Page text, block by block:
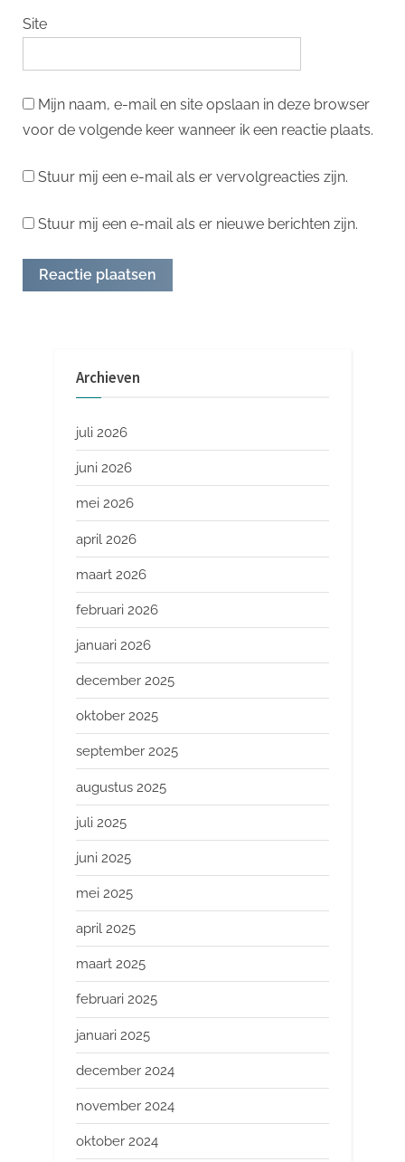
Site
Mijn naam, e-mail en site opslaan in deze browser
voor de volgende keer wanneer ik een reactie plaats.
Stuur mij een e-mail als er vervolgreacties zijn.
Stuur mij een e-mail als er nieuwe berichten zijn.
Archieven
juli 2026
juni 2026
mei 2026
april 2026
maart 2026
februari 2026
januari 2026
december 2025
oktober 2025
september 2025
augustus 2025
juli 2025
juni 2025
mei 2025
april 2025
maart 2025
februari 2025
januari 2025
december 2024
november 2024
oktober 2024